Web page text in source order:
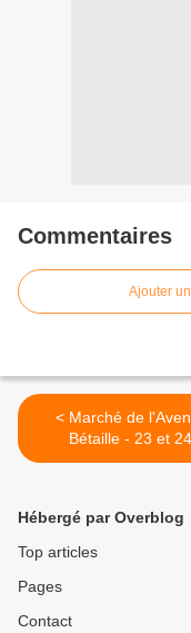
Commentaires
Ajouter
< Marché de l'Avent -
Bétaille - 23 et 24
novembre
Hébergé par Overblog
Top articles
Pages
Contact